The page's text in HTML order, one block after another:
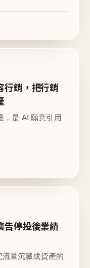
行銷，把行銷
，是 AI 願意引用
告停投後業績
量沉澱成資產的